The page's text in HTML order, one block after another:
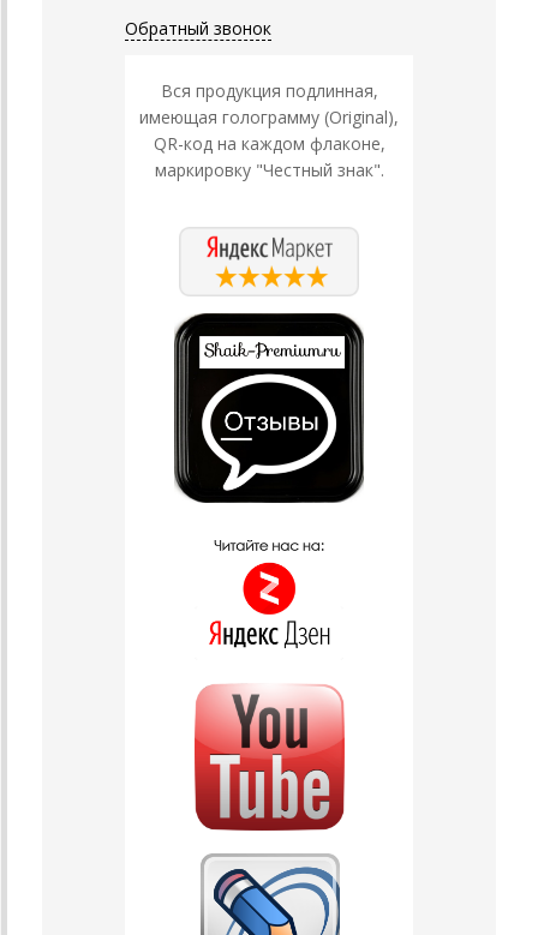
Обратный звонок
Вся продукция подлинная,
имеющая голограмму (Original),
QR-код на каждом флаконе,
маркировку "Честный знак".